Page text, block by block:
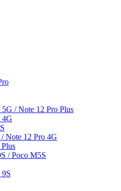
/ Note 12 Pro Plus
4G
Note 12 Pro 4G
/ Poco M5S